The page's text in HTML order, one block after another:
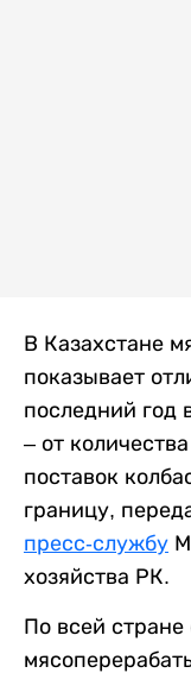
В Казахстане
показывает
последний год
– от
поставок
границу,
пресс-службу
хозяйства РК.
По всей стране